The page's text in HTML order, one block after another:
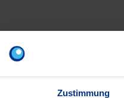
Zustimmung